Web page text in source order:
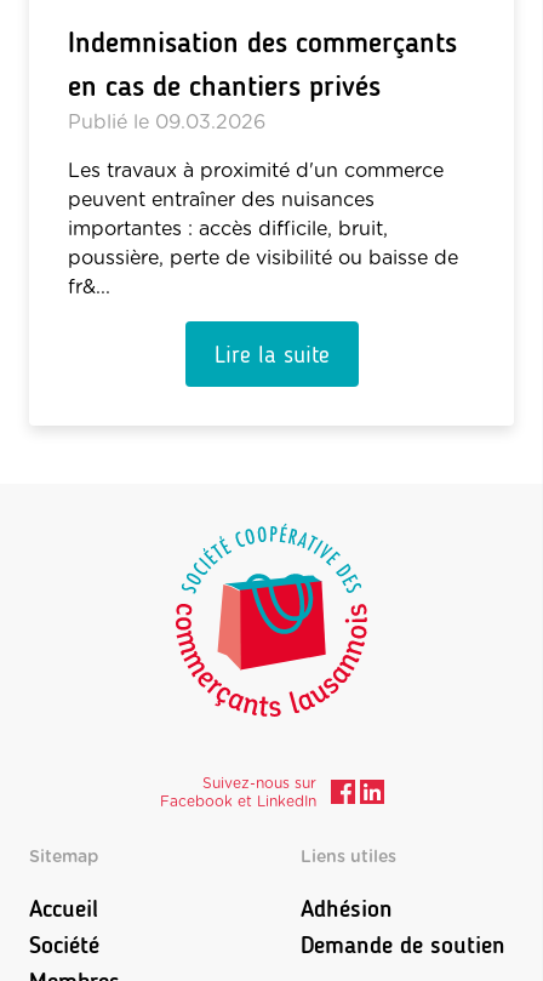
Indemnisation des commerçants
en cas de chantiers privés
Publié le 09.03.2026
Les travaux à proximité d'un commerce
peuvent entraîner des nuisances
importantes : accès difficile, bruit,
poussière, perte de visibilité ou baisse de
fr&...
Lire la suite
Suivez-nous sur
Facebook et LinkedIn
Sitemap
Accueil
Société
Liens utiles
Adhésion
Demande de soutien